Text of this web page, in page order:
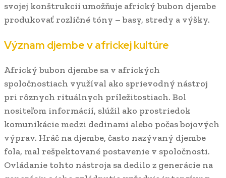
svojej konštrukcii umožňuje africký bubon djembe
produkovať rozličné tóny – basy, stredy a výšky.
Význam djembe v africkej kultúre
Africký bubon djembe sa v afrických
spoločnostiach využíval ako sprievodný nástroj
pri rôznych rituálnych príležitostiach. Bol
nositeľom informácií, slúžil ako prostriedok
komunikácie medzi dedinami alebo počas bojových
výprav. Hráč na djembe, často nazývaný djembe
fola, mal rešpektované postavenie v spoločnosti.
Ovládanie tohto nástroja sa dedilo z generácie na